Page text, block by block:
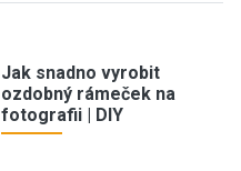
Jak snadno vyrobit
ozdobný rámeček na
fotografii | DIY